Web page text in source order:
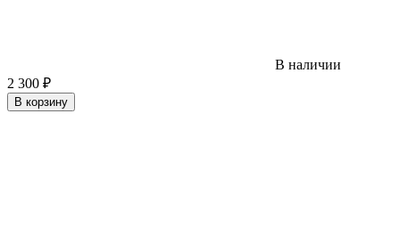
В наличии
2 300 ₽
В корзину